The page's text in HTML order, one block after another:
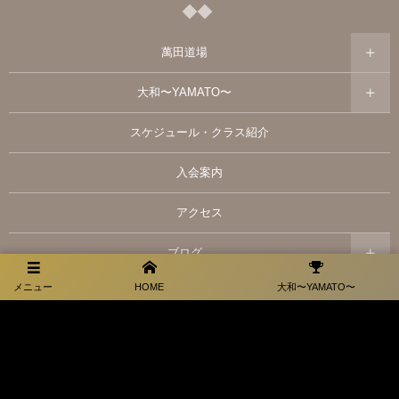
メニュー HOME 大和〜YAMATO〜
萬田道場
大和〜YAMATO〜
スケジュール・クラス紹介
入会案内
アクセス
ブログ
大和スポンサー情報